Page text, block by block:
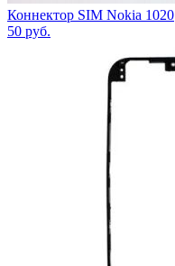
Коннектор SIM Nokia 1020
50 руб.